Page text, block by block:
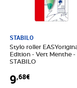
STABILO
Stylo roller
Edition - Vert Menthe
STABILO
9,68€